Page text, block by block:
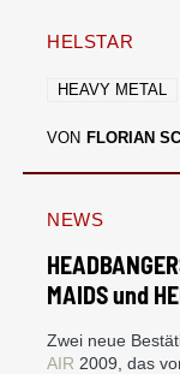
HELSTAR
HEAVY METAL
VON FLORIAN
NEWS
MAIDS und
Zwei neue
AIR 2009, das